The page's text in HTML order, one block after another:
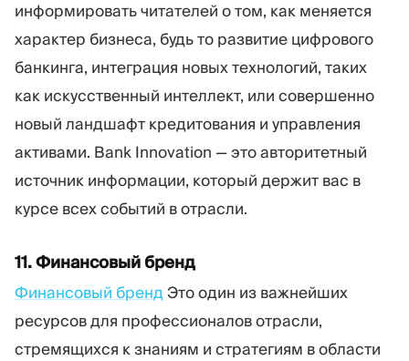
информировать читателей о том, как меняется
характер бизнеса, будь то развитие цифрового
банкинга, интеграция новых технологий, таких
как искусственный интеллект, или совершенно
новый ландшафт кредитования и управления
активами. Bank Innovation — это авторитетный
источник информации, который держит вас в
курсе всех событий в отрасли.
11. Финансовый бренд
Финансовый брендЭто один из важнейших
ресурсов для профессионалов отрасли,
стремящихся к знаниям и стратегиям в области